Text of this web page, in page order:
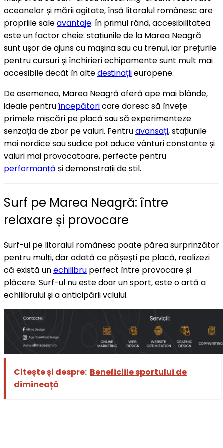
oceanelor și mării agitate, însă litoralul românesc are
propriile saleavantaje. În primul rând, accesibilitatea
este un factor cheie: stațiunile de la Marea Neagră
sunt ușor de ajuns cu mașina sau cu trenul, iar prețurile
pentru cursuri și închirieri echipamente sunt mult mai
accesibile decât în altedestinațiieuropene.
De asemenea, Marea Neagră oferă ape mai blânde,
ideale pentruîncepătoricare doresc să învețe
primele mișcări pe placă sau să experimenteze
senzația de zbor pe valuri. Pentruavansați, stațiunile
mai nordice sau sudice pot aduce vânturi constante și
valuri mai provocatoare, perfecte pentru
performanță și demonstrații de stil.
Surf pe Marea Neagră: între
relaxare și provocare
Surf-ul pe litoralul românesc poate părea surprinzător
pentru mulți, dar odată ce pășești pe placă, realizezi
că există unechilibru perfect între provocare și
plăcere. Surf-ul nu este doar un sport, este o artă a
echilibrului și a anticipării valului.
Citește și despre: Beneficiile sportului de
dimineață